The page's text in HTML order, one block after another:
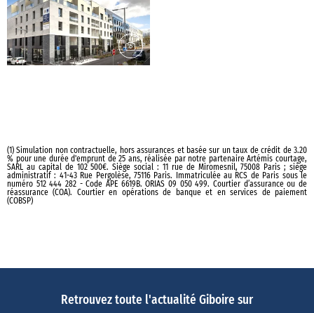
(1) Simulation non contractuelle, hors assurances et basée sur un taux de crédit de 3.20
% pour une durée d'emprunt de 25 ans, réalisée par notre partenaire Artémis courtage,
SARL au capital de 102 500€. Siège social : 11 rue de Miromesnil, 75008 Paris ; siège
administratif : 41-43 Rue Pergolèse, 75116 Paris. Immatriculée au RCS de Paris sous le
numéro 512 444 282 - Code APE 6619B. ORIAS 09 050 499. Courtier d’assurance ou de
réassurance (COA). Courtier en opérations de banque et en services de paiement
(COBSP)
Retrouvez toute l'actualité Giboire sur